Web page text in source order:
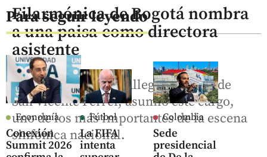
Para seguir leyendo
Economía
Conexión
Summit 2026
Fútbol
La FIFA
intenta
Colombia
Sede
presidencial
Filarmónica de Bogotá nombra
a una paisa como directora
asistente
Elizabeth Vergara Gallego, oriunda de
San Vicente Ferrer, asumió este cargo,
uno de los más importantes de la escena
sinfónica nacional.